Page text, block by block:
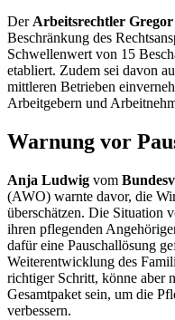
DerArbeitsrechtler
Beschränkung des
Schwellenwert von 15
etabliert. Zudem sei davon
mittleren Betrieben
Arbeitgebern und
Warnung vor
Anja Ludwig vom
(AWO) warnte davor, die
überschätzen. Die Situation
ihren pflegenden
dafür eine Pauschallösung
Weiterentwicklung des
richtiger Schritt, könne aber
Gesamtpaket sein, um die
verbessern.